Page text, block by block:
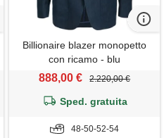
Billionaire blazer monopetto
con ricamo - blu
888,00 € 2.220,00 €
Sped. gratuita
48-50-52-54